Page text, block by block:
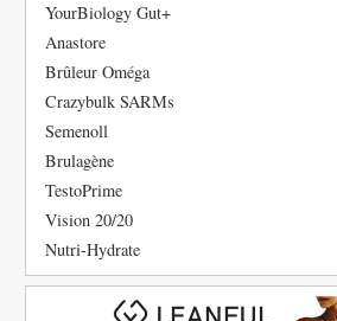
YourBiology Gut+
Anastore
Brûleur Oméga
Crazybulk SARMs
Semenoll
Brulagène
TestoPrime
Vision 20/20
Nutri-Hydrate